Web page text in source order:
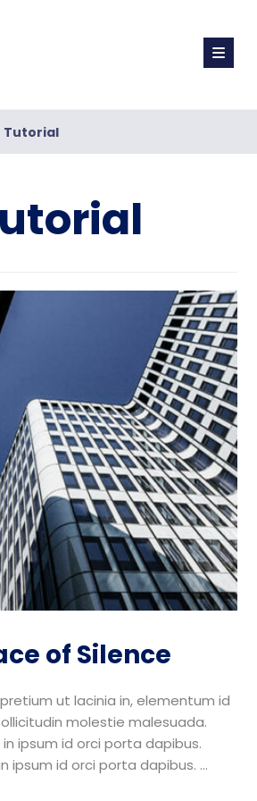
Tutorial
of Silence
ut lacinia in, elementum id
molestie malesuada.
ipsum id orci porta dapibus.
ipsum id orci porta dapibus. ...